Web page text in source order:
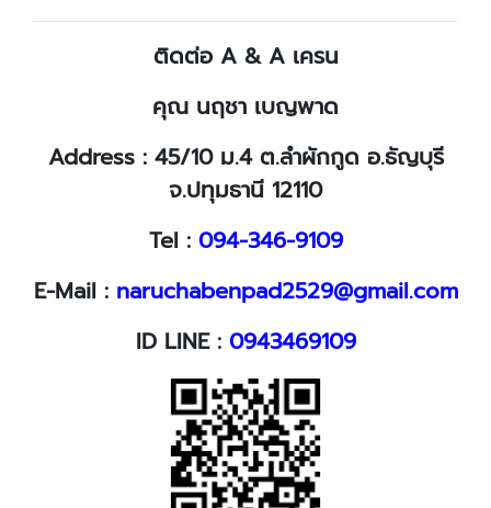
ติดต่อ A & A เครน
คุณ นฤชา เบญพาด
Address : 45/10 ม.4 ต.ลำผักกูด อ.ธัญบุรี
จ.ปทุมธานี 12110
Tel : 094-346-9109
E-Mail : naruchabenpad2529@gmail.com
ID LINE : 0943469109